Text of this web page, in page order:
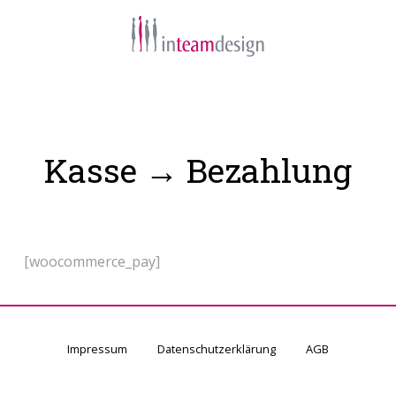
Kasse → Bezahlung
[woocommerce_pay]
Impressum Datenschutzerklärung AGB